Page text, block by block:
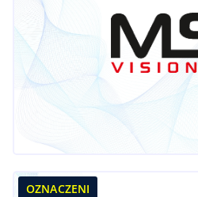
OZNACZENI